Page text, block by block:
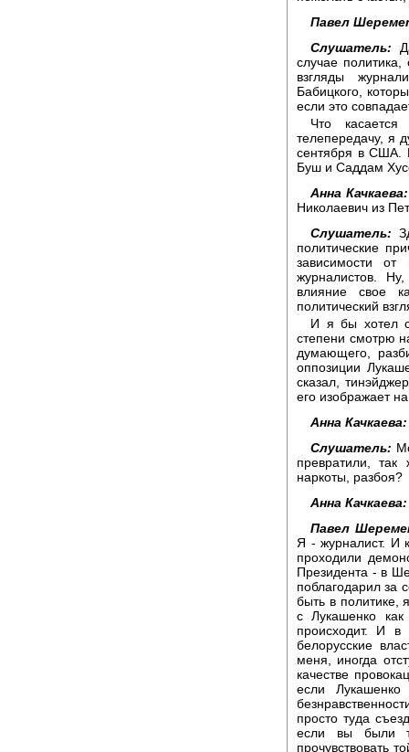
Павел
Слушатель:
случае
взгляды
Бабицкого,
если это
Что
телепередачу, я
сентября в США.
Буш и Саддам
Анна Качкаева:
Николаевич из
Слушатель:
политические
зависимости
журналистов.
влияние свое
политический
И я бы хотел
степени смотрю
думающего,
оппозиции
сказал,
его изображает
Анна Качкаева:
Слушатель:
превратили,
наркоты, разбоя?
Анна Качкаева:
Павел
Я - журналист. И
проходили
Президента - в
поблагодарил за
быть в политике,
с Лукашенко
происходит. И в
белорусские
меня, иногда
качестве
если
просто туда
если вы были
прочувствовать